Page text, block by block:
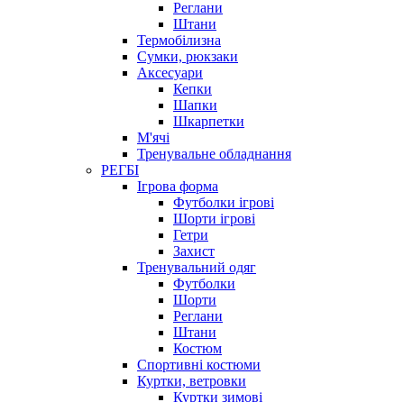
Реглани
Штани
Термобілизна
Сумки, рюкзаки
Аксесуари
Кепки
Шапки
Шкарпетки
М'ячі
Тренувальне обладнання
РЕГБІ
Ігрова форма
Футболки ігрові
Шорти ігрові
Гетри
Захист
Тренувальний одяг
Футболки
Шорти
Реглани
Штани
Костюм
Спортивні костюми
Куртки, ветровки
Куртки зимові